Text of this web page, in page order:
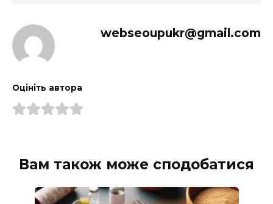
webseoupukr@gmail.com
Оцініть автора
Вам також може сподобатися